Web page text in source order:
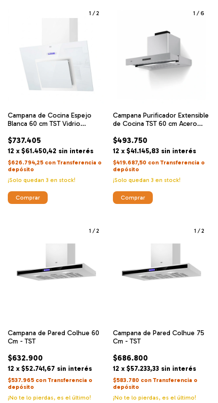
1 /2
Campana de Cocina Espejo
Blanca 60 cm TST Vidrio
$737.405
12 x $61.450,42 sin interés
$626.794,25 con Transferencia o
depósito
¡Solo quedan 3 en stock!
1 /6
Campana Purificador Extensible
de Cocina TST 60 cm Acero
$493.750
12 x $41.145,83 sin interés
$419.687,50 con Transferencia o
depósito
¡Solo quedan 3 en stock!
1 /2
Campana de Pared Colhue 60
Cm - TST
$632.900
12 x $52.741,67 sin interés
$537.965 con Transferencia o
depósito
¡No te lo pierdas, es el último!
1 /2
Campana de Pared Colhue 75
Cm - TST
$686.800
12 x $57.233,33 sin interés
$583.780 con Transferencia o
depósito
¡No te lo pierdas, es el último!